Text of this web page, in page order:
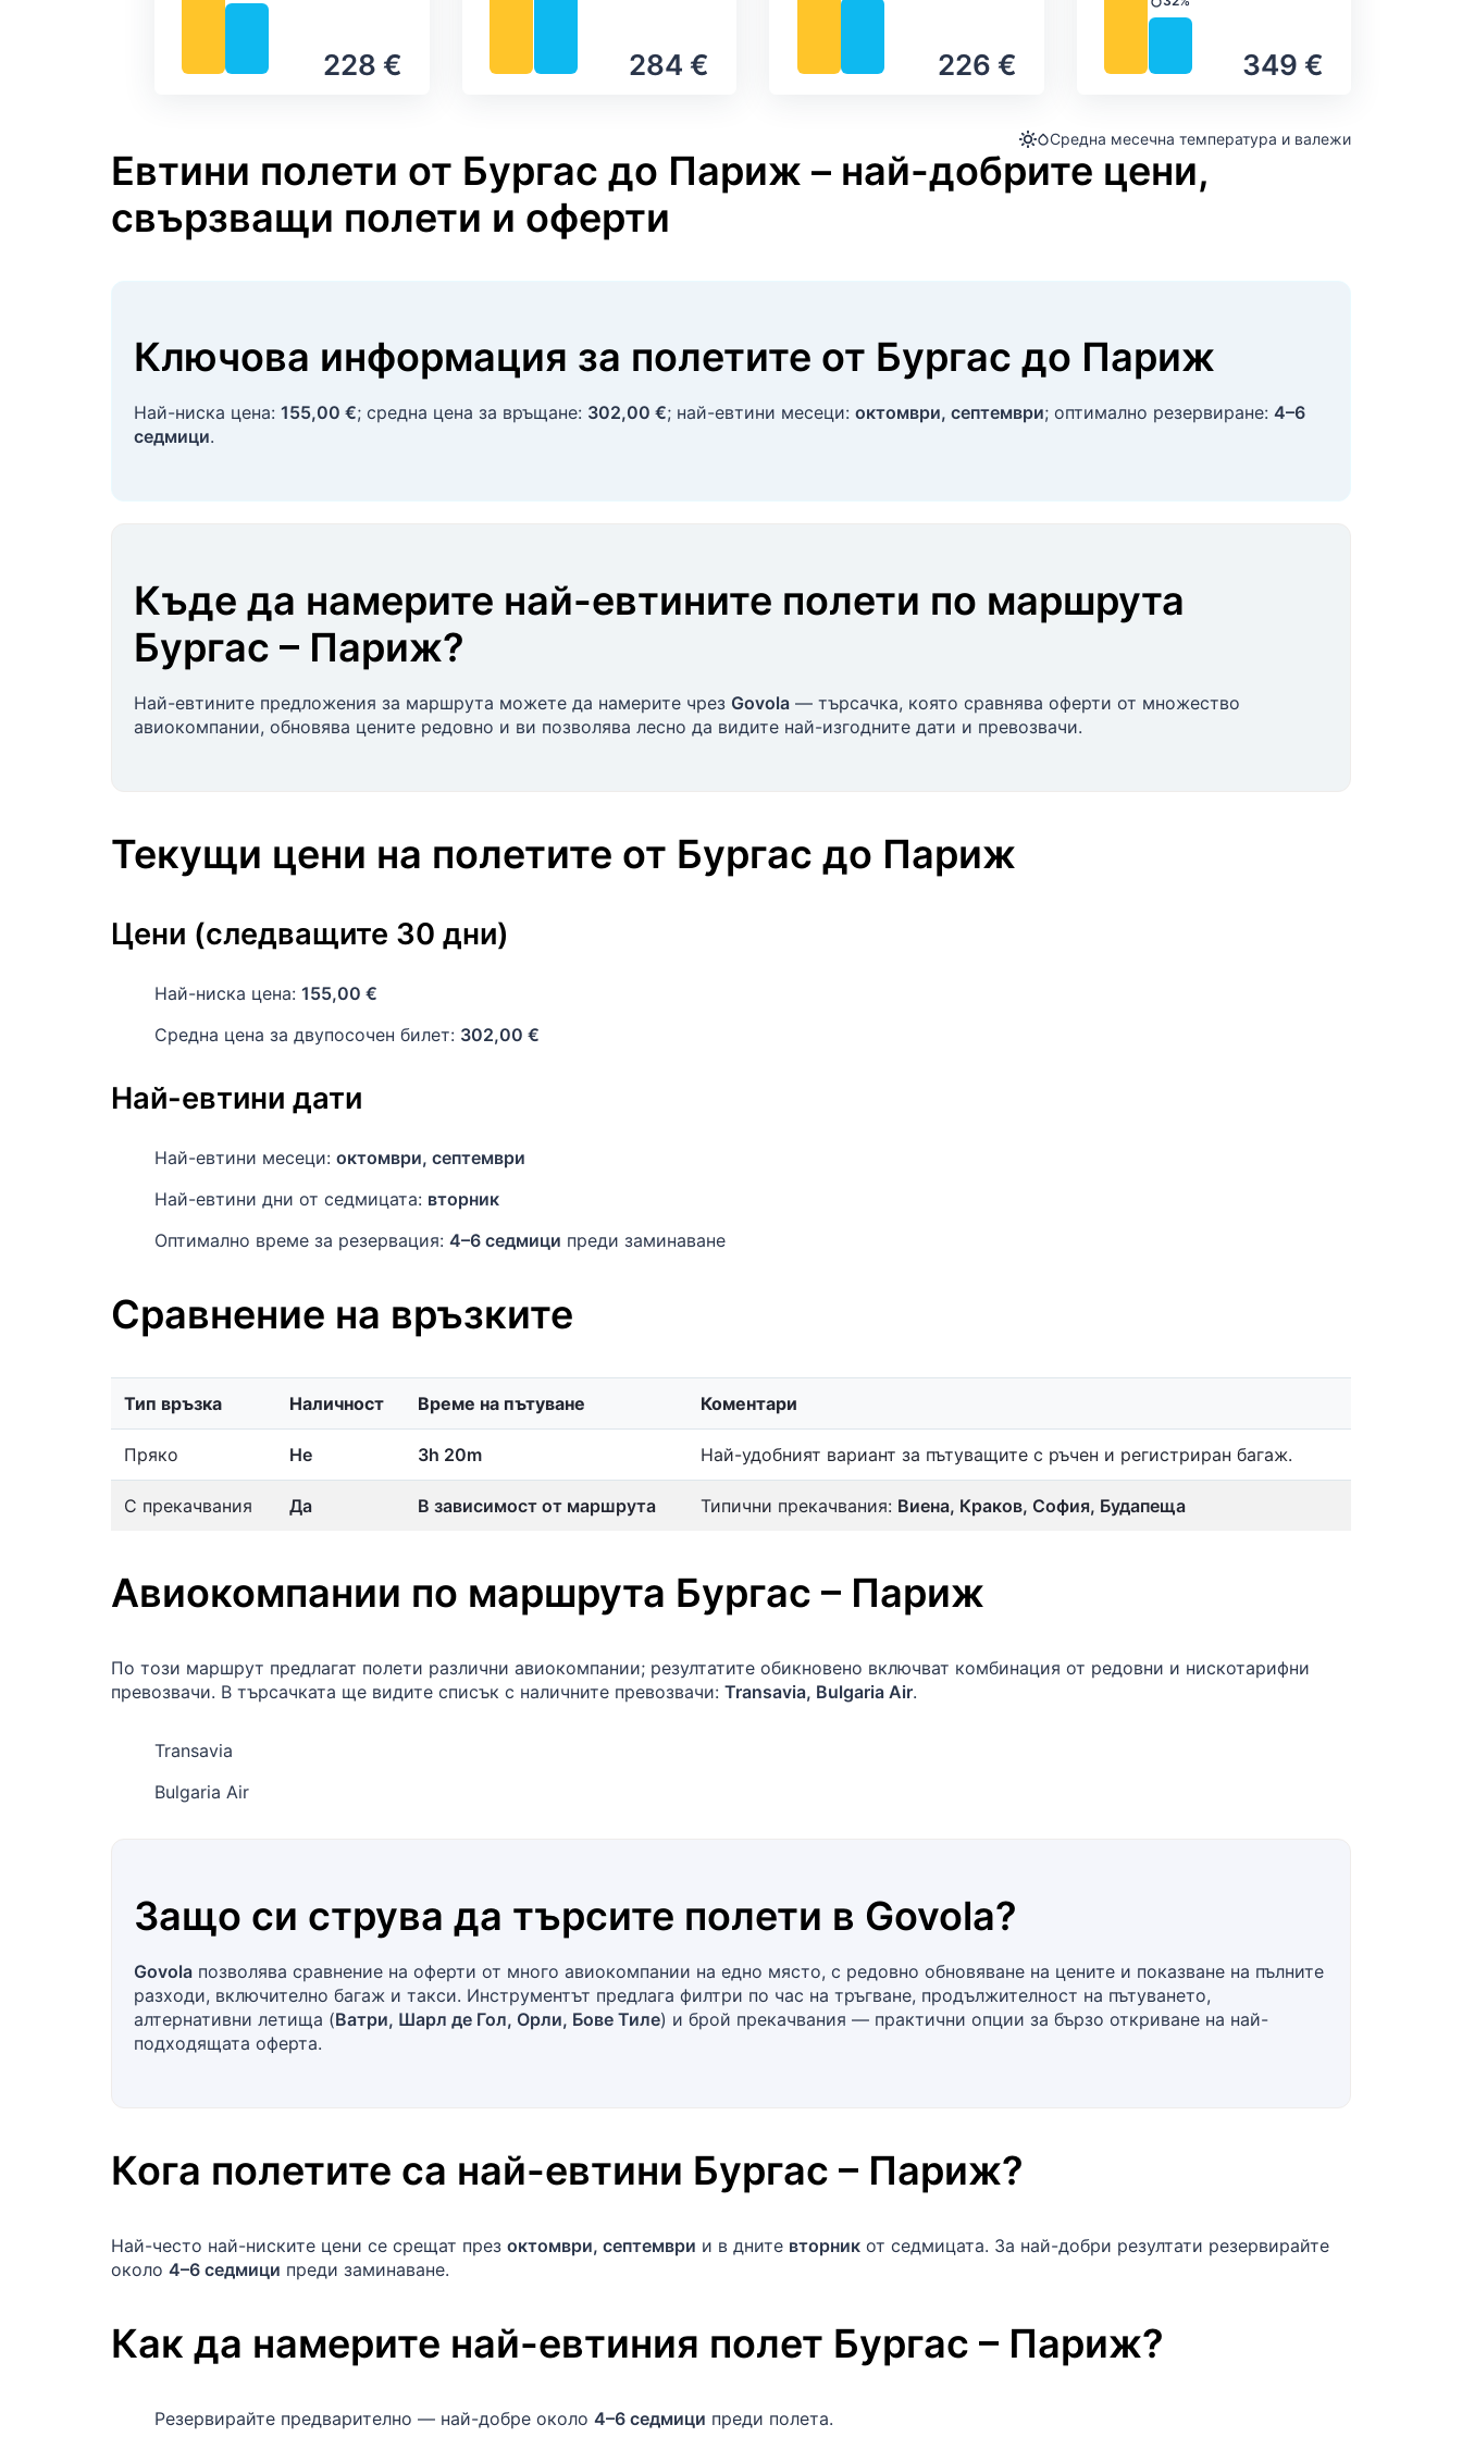
228 € 284 € 226 € 349 €
Валежи
Средна месечна температура и валежи
Евтини полети от Бургас до Париж – най-добрите цени,
свързващи полети и оферти
Ключова информация за полетите от Бургас до Париж
Най-ниска цена: 155,00 €; средна цена за връщане: 302,00 €; най-евтини месеци: октомври, септември; оптимално резервиране: 4–6
седмици.
Къде да намерите най-евтините полети по маршрута
Бургас – Париж?
Най-евтините предложения за маршрута можете да намерите чрез Govola — търсачка, която сравнява оферти от множество
авиокомпании, обновява цените редовно и ви позволява лесно да видите най-изгодните дати и превозвачи.
Текущи цени на полетите от Бургас до Париж
Цени (следващите 30 дни)
Най-ниска цена: 155,00 €
Средна цена за двупосочен билет: 302,00 €
Най-евтини дати
Най-евтини месеци: октомври, септември
Най-евтини дни от седмицата: вторник
Оптимално време за резервация: 4–6 седмици преди заминаване
Сравнение на връзките
Тип връзка Наличност Време на пътуване Коментари
Пряко Не 3h 20m Най-удобният вариант за пътуващите с ръчен и регистриран багаж.
С прекачвания Да В зависимост от маршрута Типични прекачвания: Виена, Краков, София, Будапеща
Авиокомпании по маршрута Бургас – Париж
По този маршрут предлагат полети различни авиокомпании; резултатите обикновено включват комбинация от редовни и нискотарифни
превозвачи. В търсачката ще видите списък с наличните превозвачи: Transavia, Bulgaria Air.
Transavia
Bulgaria Air
Защо си струва да търсите полети в Govola?
Govola позволява сравнение на оферти от много авиокомпании на едно място, с редовно обновяване на цените и показване на пълните
разходи, включително багаж и такси. Инструментът предлага филтри по час на тръгване, продължителност на пътуването,
алтернативни летища (Ватри, Шарл де Гол, Орли, Бове Тиле) и брой прекачвания — практични опции за бързо откриване на най-
подходящата оферта.
Кога полетите са най-евтини Бургас – Париж?
Най-често най-ниските цени се срещат през октомври, септември и в дните вторник от седмицата. За най-добри резултати резервирайте
около 4–6 седмици преди заминаване.
Как да намерите най-евтиния полет Бургас – Париж?
Резервирайте предварително — най-добре около 4–6 седмици преди полета.